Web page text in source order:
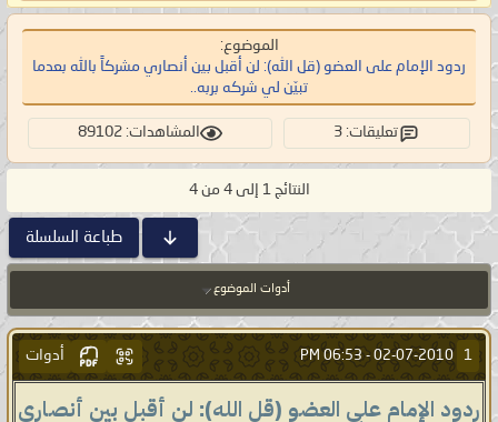
الموضوع:
ردود الإمام على العضو (قل الله): لن أقبل بين أنصاري مشركاً بالله بعدما
تبيّن لي شركه بربه..
تعليقات: 3 المشاهدات: 89102
النتائج 1 إلى 4 من 4
طباعة السلسلة
أدوات الموضوع
1
02-07-2010 -
06:53 PM أدوات
ردود الإمام على العضو (قل الله): لن أقبل بين أنصاري